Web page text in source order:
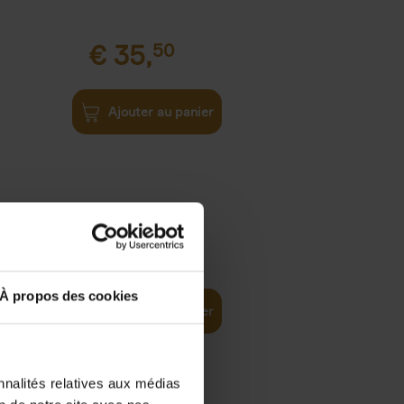
À propos des cookies
relatives aux médias
€ 35,50
Ajouter au panier
37,50
Ajouter au panier